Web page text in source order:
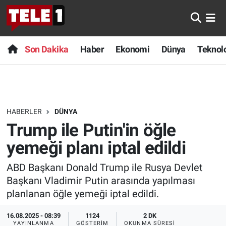
Son Dakika Haber Ekonomi Dünya
HABERLER DÜNYA
Trump ile Putin'in öğle
yemeği planı iptal edildi
ABD Başkanı Donald Trump ile Rusya Devlet
Başkanı Vladimir Putin arasında yapılması
planlanan öğle yemeği iptal edildi.
16.08.2025 - 08:39
YAYINLANMA
1124
GÖSTERIM
2 DK
OKUNMA SÜRESI
Anında Manşet
Başka Sohbetler
Bilim turu
Bilim ve Teknoloji Evreni
Doğa Konuşuyor
Dünya
Ege Saati
Son Dakika
Haber
Dünya
Teknoloji
Sağlık
Spor
Yayın Akışı
Nöbetçi Eczaneler
Hava Durumu
Trafik Durumu
Süper Lig Puan Durumu ve Fikstür
Tüm Manşetler
Son Dakika Haberleri
Haber Arşivi